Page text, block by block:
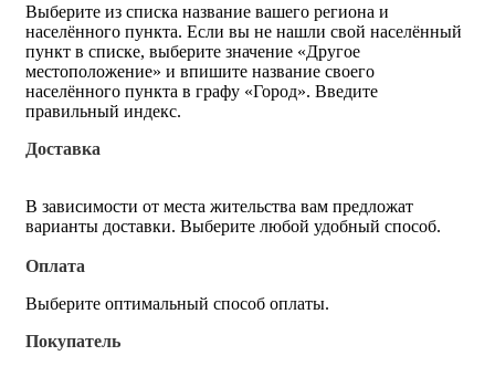
Выберите из списка название вашего региона и
населённого пункта. Если вы не нашли свой населённый
пункт в списке, выберите значение «Другое
местоположение» и впишите название своего
населённого пункта в графу «Город». Введите
правильный индекс.
Доставка
В зависимости от места жительства вам предложат
варианты доставки. Выберите любой удобный способ.
Оплата
Выберите оптимальный способ оплаты.
Покупатель